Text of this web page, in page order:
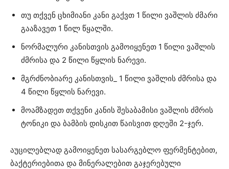
თუ თქვენ ცხიმიანი კანი გაქვთ 1 წილი ვაშლის ძმარი
გააზავეთ 1 წილ წყალში.
ნორმალური კანისთვის გამოიყენეთ 1 წილი ვაშლის
ძმრისა და 2 წილი წყლის ნარევი.
მგრძნობიარე კანისთვის_ 1 წილი ვაშლის ძმრისა და
4 წილი წყლის ნარევი.
მოამზადეთ თქვენი კანის შესაბამისი ვაშლის ძმრის
ტონიკი და ბამბის დისკით წაისვით დღეში 2-ჯერ.
აუცილებლად გამოიყენეთ სასარგებლო ფერმენტებით,
ბაქტერიებითა და მინერალებით გაჯერებული